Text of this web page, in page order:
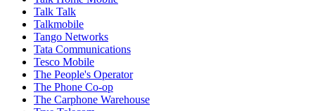
Talk Talk
Talkmobile
Tango Networks
Tata Communications
Tesco Mobile
The People's Operator
The Phone Co-op
The Carphone Warehouse